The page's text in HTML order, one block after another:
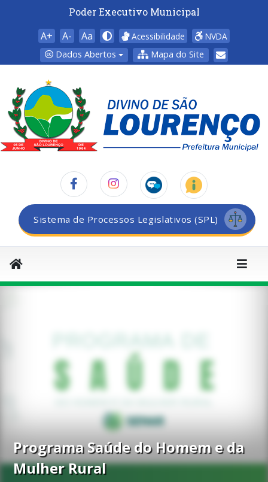
Poder Executivo Municipal
A+ A- Aa Acessibilidade
NVDA
Dados Abertos
Mapa do Site
Sistema de Processos Legislativos (SPL)
Programa Saúde do Homem e da
Mulher Rural